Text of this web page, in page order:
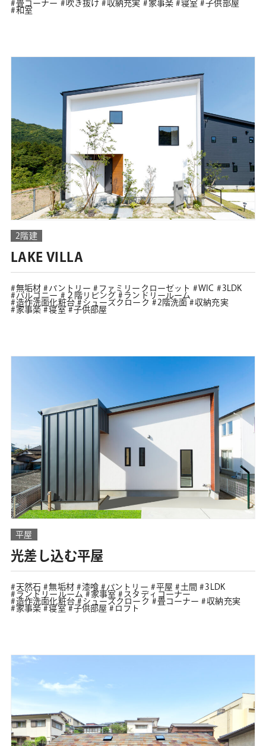
畳コーナー
吹き抜け 収納充実 家事楽 寝室
子供部屋
和室
2階建
LAKE VILLA
無垢材 パントリー ファミリークローゼット WIC
3LDK
バルコニー
２階リビング
ランドリールーム
造作洗面化粧台
シューズクローク 2階洗面
収納充実
家事楽
寝室 子供部屋
平屋
光差し込む平屋
天然石 無垢材 漆喰 パントリー 平屋 土間
3LDK
ランドリールーム
家事室
スタディコーナー
造作洗面化粧台
シューズクローク 畳コーナー
収納充実
家事楽
寝室 子供部屋 ロフト